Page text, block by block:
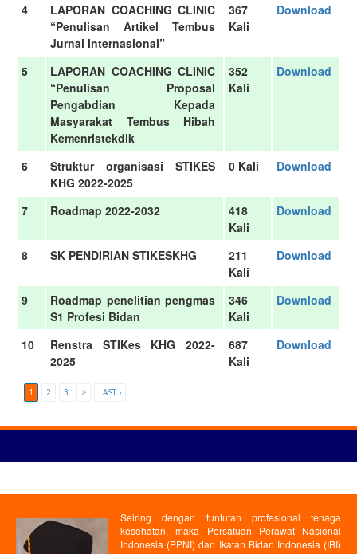
4
LAPORAN COACHING CLINIC
“Penulisan Artikel Tembus
Jurnal Internasional”
367
Kali
Download
5
LAPORAN COACHING CLINIC
“Penulisan Proposal
Pengabdian Kepada
Masyarakat Tembus Hibah
Kemenristekdik
352
Kali
Download
6
Struktur organisasi STIKES
KHG 2022-2025
0 Kali Download
7 Roadmap 2022-2032
418
Kali
Download
8 SK PENDIRIAN STIKESKHG
211
Kali
Download
9
Roadmap penelitian pengmas
S1 Profesi Bidan
346
Kali
Download
10
Renstra STIKes KHG 2022-
2025
687
Kali
Download
1 2 3 > LAST ›
Seiring dengan tuntutan profesional tenaga
kesehatan, maka Persatuan Perawat Nasional
Indonesia (PPNI) dan Ikatan Bidan Indonesia (IBI)